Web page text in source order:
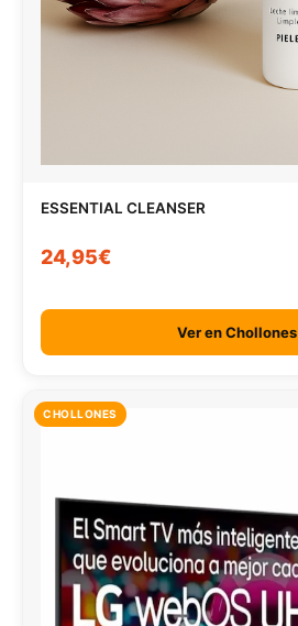
ESSENTIAL CLEANSER
24,95€
Ver en Chollones
CHOLLONES